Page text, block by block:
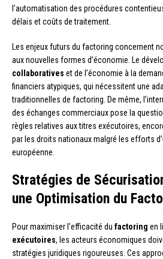
l’automatisation des procédures
délais et coûts de traitement.
Les enjeux futurs du factoring concernent
aux nouvelles formes d’économie. Le
collaboratives et de l’économie à la
financiers atypiques, qui nécessitent une
traditionnelles de factoring. De même,
des échanges commerciaux pose la
règles relatives aux titres exécutoires,
par les droits nationaux malgré les efforts
européenne.
Stratégies de
une Optimisation du
Pour maximiser l’efficacité du factoring en
exécutoires, les acteurs économiques
stratégies juridiques rigoureuses. Ces